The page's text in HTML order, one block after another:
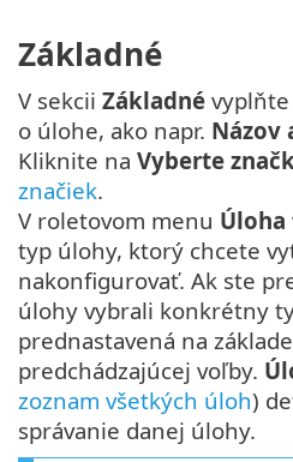
Základné
V sekcii Základné
o úlohe, ako napr. Názov
Kliknite na Vyberte
značiek.
V roletovom menu Úloha
typ úlohy, ktorý chcete
nakonfigurovať. Ak ste
úlohy vybrali konkrétny
prednastavená na
predchádzajúcej voľby.
zoznam všetkých úloh)
správanie danej úlohy.